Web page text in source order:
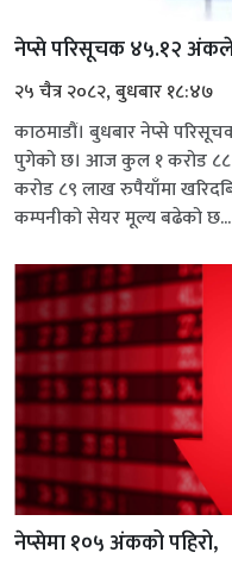
नेप्से परिसूचक ४५.१२ अंकले
२५ चैत्र २०८२, बुधबार १८:४७
काठमाडौं। बुधबार नेप्से
पुगेको छ। आज कुल १ करोड ८८
करोड ८९ लाख रुपैयाँमा
कम्पनीको सेयर मूल्य बढेको छ...
नेप्सेमा १०५ अंकको पहिरो,